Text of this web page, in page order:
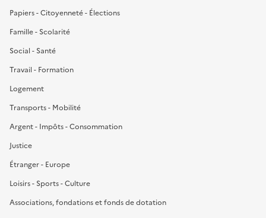
Papiers - Citoyenneté - Élections
Famille - Scolarité
Social - Santé
Travail - Formation
Logement
Transports - Mobilité
Argent - Impôts - Consommation
Justice
Étranger - Europe
Loisirs - Sports - Culture
Associations, fondations et fonds de dotation